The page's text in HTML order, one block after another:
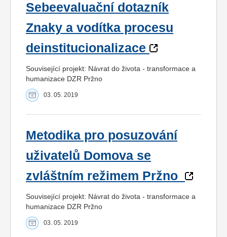
Sebeevaluační dotazník
Znaky a vodítka procesu
deinstitucionalizace
Související projekt: Návrat do života - transformace a
humanizace DZR Pržno
03. 05. 2019
Metodika pro posuzování
uživatelů Domova se
zvláštním režimem Pržno
Související projekt: Návrat do života - transformace a
humanizace DZR Pržno
03. 05. 2019